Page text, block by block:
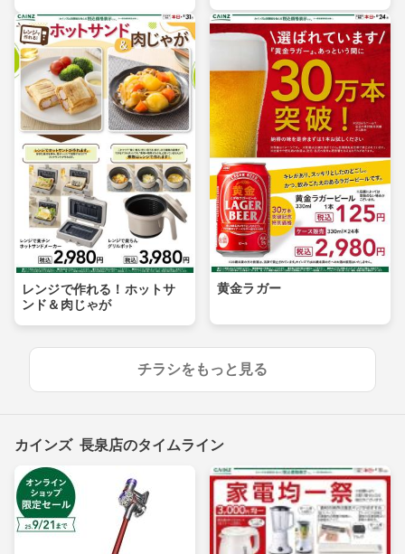
レンジで作れる！ホットサ
ンド＆肉じゃが
黄金ラガー
チラシをもっと見る
カインズ 長泉店のタイムライン